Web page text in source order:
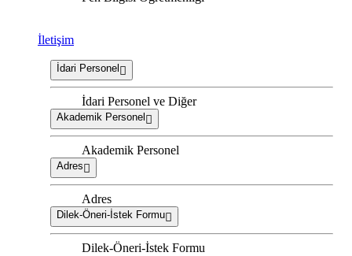
İletişim
İdari Personel
İdari Personel ve Diğer
Akademik Personel
Akademik Personel
Adres
Adres
Dilek-Öneri-İstek Formu
Dilek-Öneri-İstek Formu